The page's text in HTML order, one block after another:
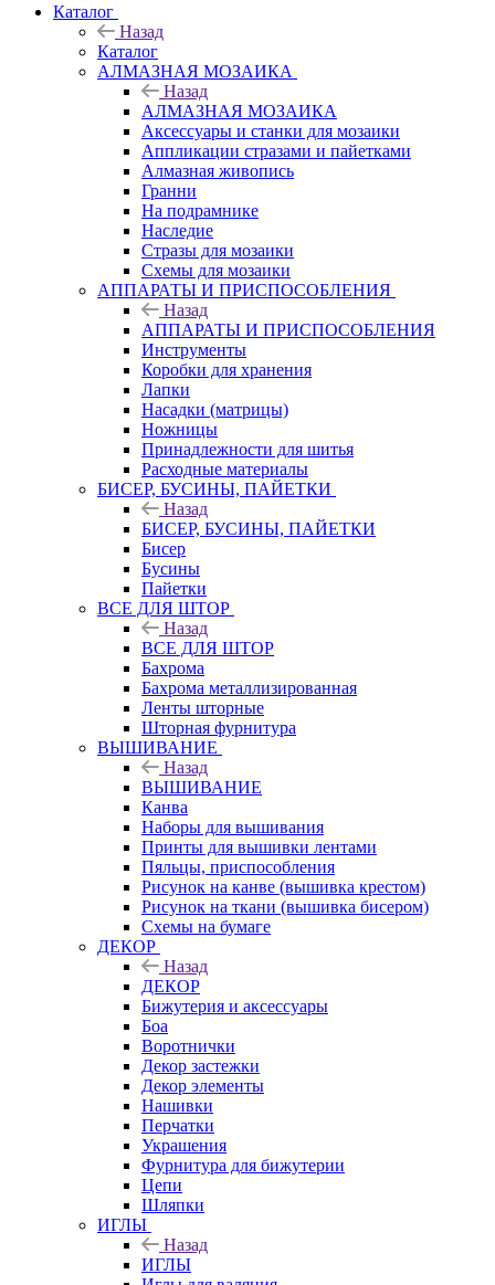
Каталог
Назад
Каталог
АЛМАЗНАЯ МОЗАИКА
Назад
АЛМАЗНАЯ МОЗАИКА
Аксессуары и станки для мозаики
Аппликации стразами и пайетками
Алмазная живопись
Гранни
На подрамнике
Наследие
Стразы для мозаики
Схемы для мозаики
АППАРАТЫ И ПРИСПОСОБЛЕНИЯ
Назад
АППАРАТЫ И ПРИСПОСОБЛЕНИЯ
Инструменты
Коробки для хранения
Лапки
Насадки (матрицы)
Ножницы
Принадлежности для шитья
Расходные материалы
БИСЕР, БУСИНЫ, ПАЙЕТКИ
Назад
БИСЕР, БУСИНЫ, ПАЙЕТКИ
Бисер
Бусины
Пайетки
ВСЕ ДЛЯ ШТОР
Назад
ВСЕ ДЛЯ ШТОР
Бахрома
Бахрома металлизированная
Ленты шторные
Шторная фурнитура
ВЫШИВАНИЕ
Назад
ВЫШИВАНИЕ
Канва
Наборы для вышивания
Принты для вышивки лентами
Пяльцы, приспособления
Рисунок на канве (вышивка крестом)
Рисунок на ткани (вышивка бисером)
Схемы на бумаге
ДЕКОР
Назад
ДЕКОР
Бижутерия и аксессуары
Боа
Воротнички
Декор застежки
Декор элементы
Нашивки
Перчатки
Украшения
Фурнитура для бижутерии
Цепи
Шляпки
ИГЛЫ
Назад
ИГЛЫ